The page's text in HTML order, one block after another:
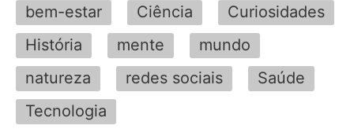
bem-estar Ciência
Curiosidades
História
mente
mundo
natureza
redes sociais
Saúde
Tecnologia